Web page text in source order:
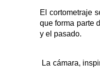
El cortometraje
que forma parte
y el pasado.
La cámara,